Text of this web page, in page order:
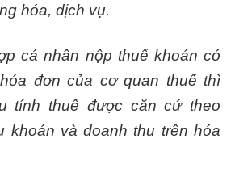
hóa, dịch vụ.
cá nhân nộp thuế khoán có
đơn của cơ quan thuế thì
tính thuế được căn cứ theo
khoán và doanh thu trên hóa